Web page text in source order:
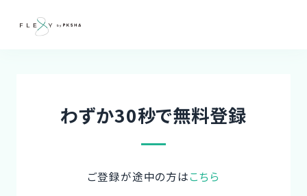
わずか30秒で無料登録
ご登録が途中の方はこちら